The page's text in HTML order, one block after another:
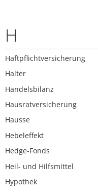
H
Haftpflichtversicherung
Halter
Handelsbilanz
Hausratversicherung
Hausse
Hebeleffekt
Hedge-Fonds
Heil- und Hilfsmittel
Hypothek